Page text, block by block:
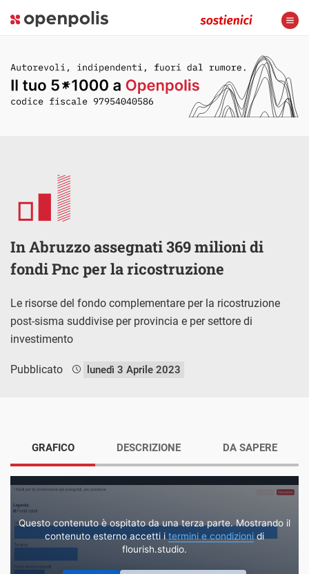
In Abruzzo assegnati 369 milioni di
fondi Pnc per la ricostruzione
Le risorse del fondo complementare per la ricostruzione
post-sisma suddivise per provincia e per settore di
investimento
Pubblicato lunedì 3 Aprile 2023
GRAFICO
Questo contenuto è ospitato da una terza parte. Mostrando il
contenuto esterno accetti i termini e condizioni di
flourish.studio.
DESCRIZIONE DA SAPERE